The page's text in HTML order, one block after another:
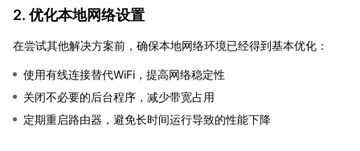
2. 优化本地网络设置
在尝试其他解决方案前，确保本地网络环境已经得到基本优化：
使用有线连接替代WiFi，提高网络稳定性
关闭不必要的后台程序，减少带宽占用
定期重启路由器，避免长时间运行导致的性能下降